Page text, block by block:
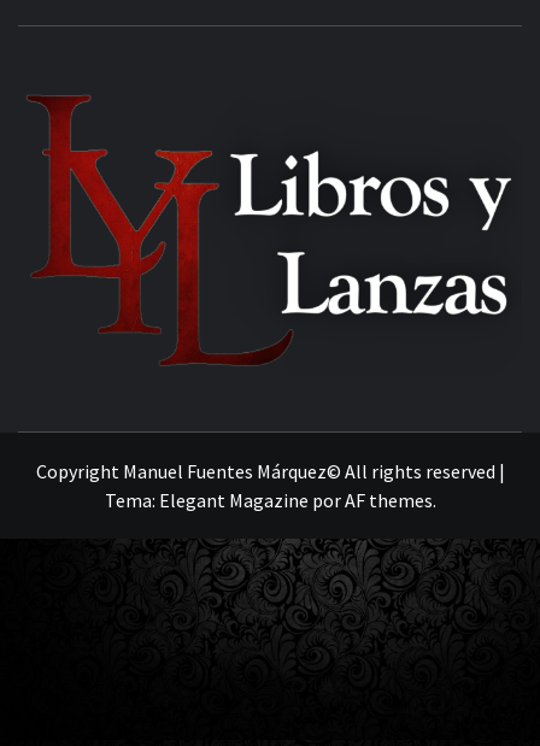
Copyright Manuel Fuentes Márquez© All rights reserved |
Tema: Elegant Magazine porAF themes.